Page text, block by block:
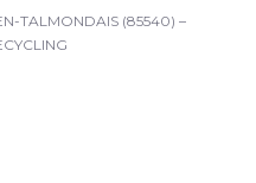
TALMONDAIS (85540) –